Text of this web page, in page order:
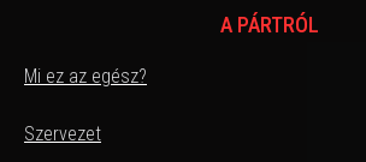
A PÁRTRÓL
Mi ez az egész?
Szervezet